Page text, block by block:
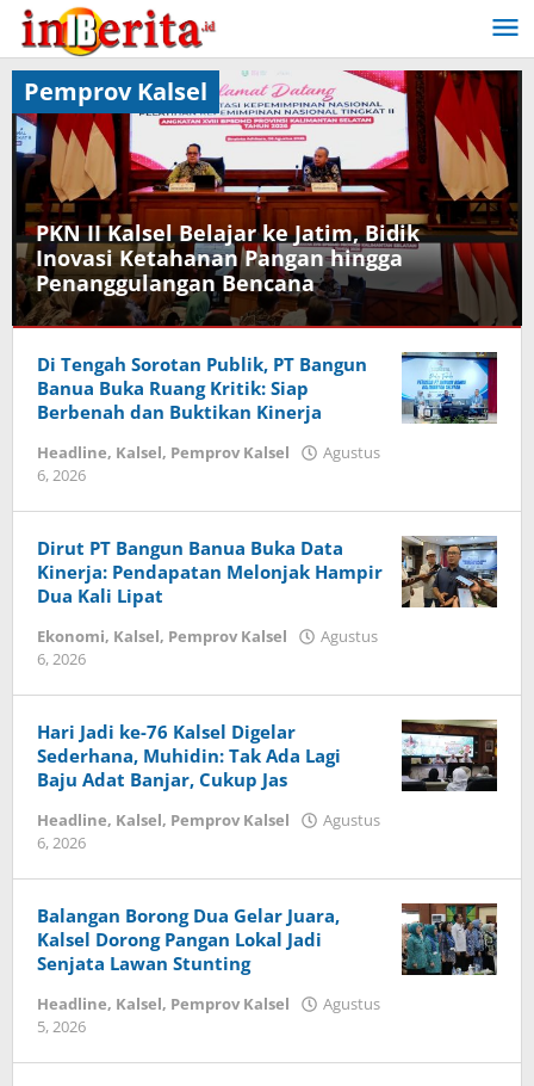
Lewati
konten
PKN II Kalsel Belajar ke Jatim, Bidik
Inovasi Ketahanan Pangan hingga
Penanggulangan Bencana
Kalsel ,
Pemprov
Kalsel
Agustus
iniberita.id
Pemprov Kalsel
Di Tengah Sorotan Publik, PT Bangun
Banua Buka Ruang Kritik: Siap
Berbenah dan Buktikan Kinerja
Headline, Kalsel, Pemprov Kalsel
Agustus
6, 2026
Dirut PT Bangun Banua Buka Data
Kinerja: Pendapatan Melonjak Hampir
Dua Kali Lipat
Ekonomi, Kalsel, Pemprov Kalsel
Agustus
6, 2026
Hari Jadi ke-76 Kalsel Digelar
Sederhana, Muhidin: Tak Ada Lagi
Baju Adat Banjar, Cukup Jas
Headline, Kalsel, Pemprov Kalsel
Agustus
6, 2026
Balangan Borong Dua Gelar Juara,
Kalsel Dorong Pangan Lokal Jadi
Senjata Lawan Stunting
Headline, Kalsel, Pemprov Kalsel
Agustus
5, 2026